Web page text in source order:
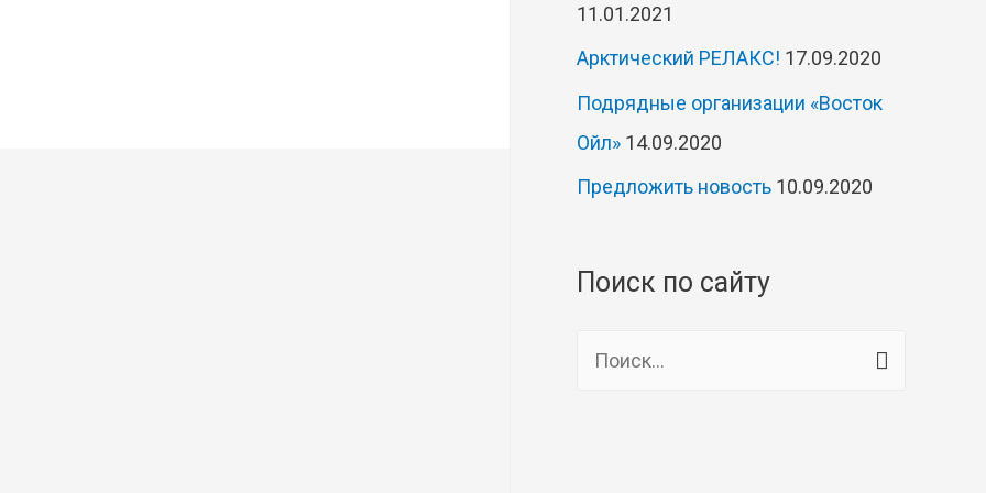
11.01.2021
Арктический РЕЛАКС! 17.09.2020
Подрядные организации «Восток
Ойл» 14.09.2020
Предложить новость 10.09.2020
Поиск по сайту